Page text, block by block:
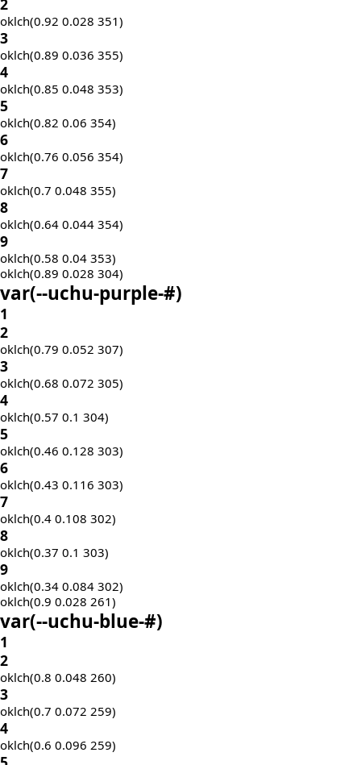
2
oklch(0.92 0.028 351)
3
oklch(0.89 0.036 355)
4
oklch(0.85 0.048 353)
5
oklch(0.82 0.06 354)
6
oklch(0.76 0.056 354)
7
oklch(0.7 0.048 355)
8
oklch(0.64 0.044 354)
9
oklch(0.58 0.04 353)
oklch(0.89 0.028 304)
var(--uchu-purple-#)
1
2
oklch(0.79 0.052 307)
3
oklch(0.68 0.072 305)
4
oklch(0.57 0.1 304)
5
oklch(0.46 0.128 303)
6
oklch(0.43 0.116 303)
7
oklch(0.4 0.108 302)
8
oklch(0.37 0.1 303)
9
oklch(0.34 0.084 302)
oklch(0.9 0.028 261)
var(--uchu-blue-#)
1
2
oklch(0.8 0.048 260)
3
oklch(0.7 0.072 259)
4
oklch(0.6 0.096 259)